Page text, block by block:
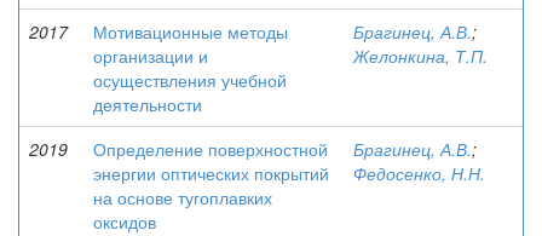
2017
Мотивационные методы
организации и
осуществления учебной
деятельности
Брагинец, А.В.;
Желонкина, Т.П.
2019
Определение поверхностной
энергии оптических покрытий
на основе тугоплавких
оксидов
Брагинец, А.В.;
Федосенко, Н.Н.